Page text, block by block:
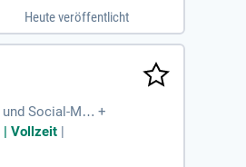
Heute veröffentlicht
Social-Med +
| Vollzeit |